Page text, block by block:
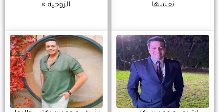
نفسها
الزوجية »